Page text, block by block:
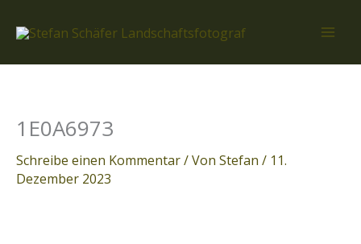
Inhalt
1E0A6973
Schreibe einen Kommentar/ Von Stefan / 11.
Dezember 2023